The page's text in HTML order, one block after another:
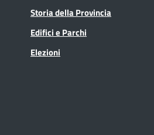
Storia della Provincia
Edifici e Parchi
Elezioni